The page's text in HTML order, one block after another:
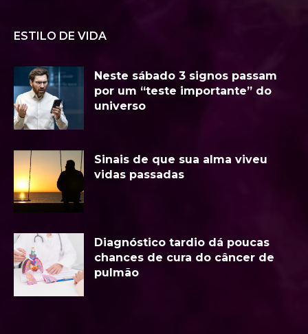
ESTILO DE VIDA
Neste sábado 3 signos passam
por um “teste importante” do
universo
Sinais de que sua alma viveu
vidas passadas
Diagnóstico tardio dá poucas
chances de cura do câncer de
pulmão